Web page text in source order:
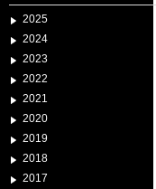
2025
2024
2023
2022
2021
2020
2019
2018
2017